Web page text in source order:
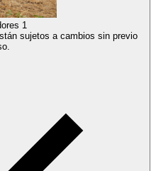
1
sujetos a cambios sin previo